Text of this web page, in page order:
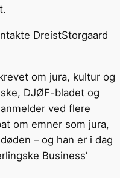
DreistStorgaard
om jura, kultur og
DJØF-bladet og
ved flere
om emner som jura,
– og han er i dag
Business’